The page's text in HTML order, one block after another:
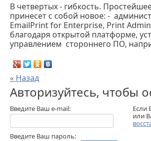
В четвертых - гибкость.
принесет с собой новое: -
EmailPrint for Enterprise, Print
благодаря открытой платформе,
управлением стороннего ПО,
« Назад
Авторизуйтесь, чтобы
Введите Ваш e-mail:
Введите Ваш пароль:
Если
или